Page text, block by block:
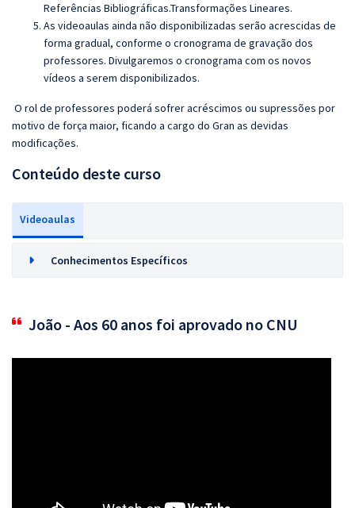
Referências Bibliográficas.Transformações Lineares.
As videoaulas ainda não disponibilizadas serão acrescidas de
forma gradual, conforme o cronograma de gravação dos
professores. Divulgaremos o cronograma com os novos
vídeos a serem disponibilizados.
O rol de professores poderá sofrer acréscimos ou supressões por
motivo de força maior, ficando a cargo do Gran as devidas
modificações.
Conteúdo deste curso
Videoaulas
Conhecimentos Específicos
João - Aos 60 anos foi aprovado no CNU